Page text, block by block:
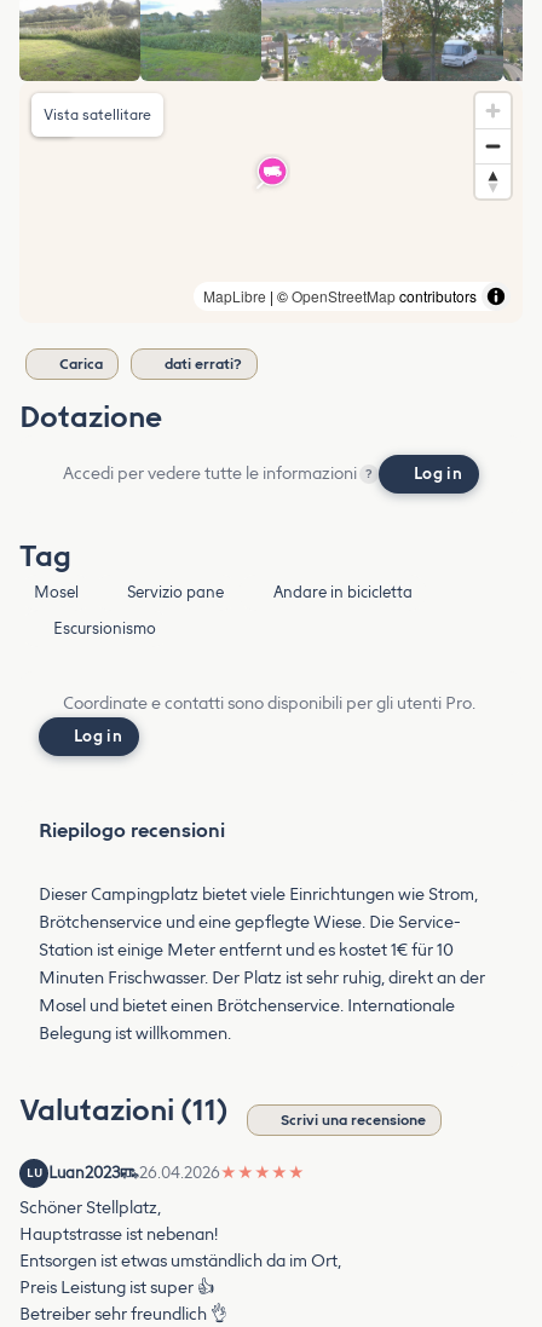
MapLibre | ©OpenStreetMapcontributors
Vista satellitare
Carica dati errati?
Dotazione
Accedi per vedere tutte le informazioni ? Log in
Tag
Mosel Servizio pane
Andare in bicicletta
Escursionismo
Coordinate e contatti sono disponibili per gli utenti Pro.
Log in
Riepilogo recensioni
Dieser Campingplatz bietet viele Einrichtungen wie Strom,
Brötchenservice und eine gepflegte Wiese. Die Service-
Station ist einige Meter entfernt und es kostet 1€ für 10
Minuten Frischwasser. Der Platz ist sehr ruhig, direkt an der
Mosel und bietet einen Brötchenservice. Internationale
Belegung ist willkommen.
Valutazioni (11) Scrivi una recensione
LU Luan2023 26.04.2026★ ★ ★ ★ ★
Schöner Stellplatz,
Hauptstrasse ist nebenan!
Entsorgen ist etwas umständlich da im Ort,
Preis Leistung ist super 👍
Betreiber sehr freundlich 👌